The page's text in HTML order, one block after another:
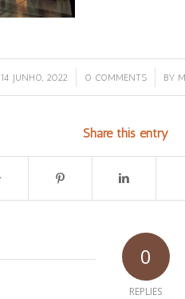
14 JUNHO, 2022
/ 0 COMMENTS
/ BY
Share this entry
0
REPLIES